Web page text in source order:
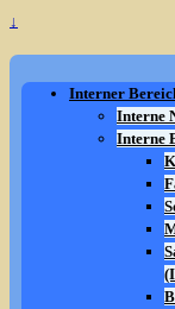
↓
Interner
Interne
Interne